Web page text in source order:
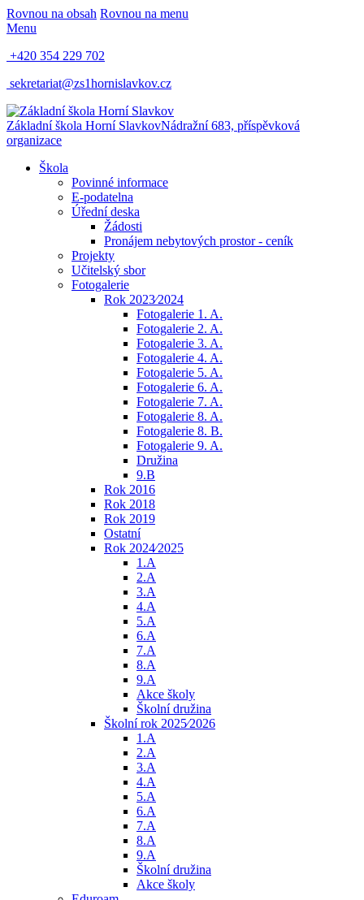
Rovnou na obsah Rovnou na menu
Menu
+420 354 229 702
sekretariat@zs1hornislavkov.cz
Základní škola Horní SlavkovNádražní 683, příspěvková
organizace
Škola
Povinné informace
E-podatelna
Úřední deska
Žádosti
Pronájem nebytových prostor - ceník
Projekty
Učitelský sbor
Fotogalerie
Rok 2023⁄2024
Fotogalerie 1. A.
Fotogalerie 2. A.
Fotogalerie 3. A.
Fotogalerie 4. A.
Fotogalerie 5. A.
Fotogalerie 6. A.
Fotogalerie 7. A.
Fotogalerie 8. A.
Fotogalerie 8. B.
Fotogalerie 9. A.
Družina
9.B
Rok 2016
Rok 2018
Rok 2019
Ostatní
Rok 2024⁄2025
1.A
2.A
3.A
4.A
5.A
6.A
7.A
8.A
9.A
Akce školy
Školní družina
Školní rok 2025⁄2026
1.A
2.A
3.A
4.A
5.A
6.A
7.A
8.A
9.A
Školní družina
Akce školy